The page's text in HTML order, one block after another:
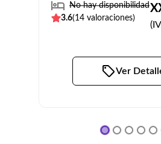
No hay disponibilidad
3.6(14 valoraciones)
Ver